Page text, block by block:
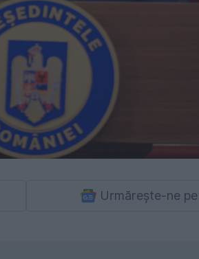
Urmărește-ne